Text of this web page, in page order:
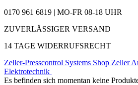
0170 961 6819 | MO-FR 08-18 UHR
ZUVERLÄSSIGER VERSAND
14 TAGE WIDERRUFSRECHT
Zeller-Presscontrol Systems Shop Zeller
Elektrotechnik
Es befinden sich momentan keine